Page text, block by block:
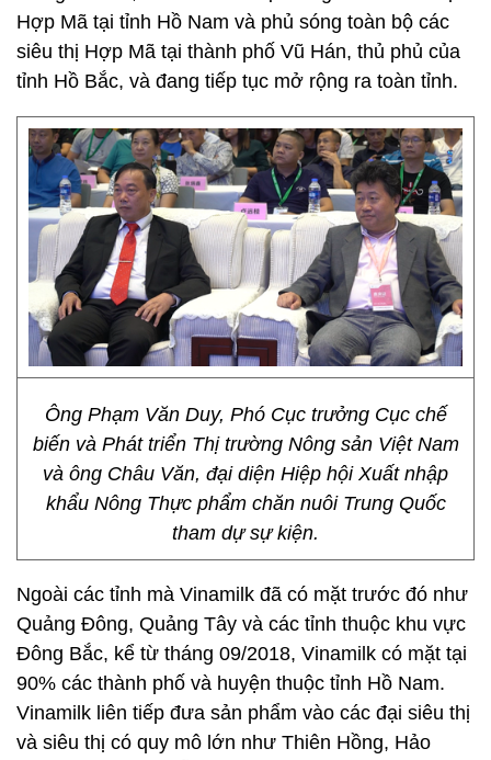
Hợp Mã tại tỉnh Hồ Nam và phủ sóng toàn bộ các
siêu thị Hợp Mã tại thành phố Vũ Hán, thủ phủ của
tỉnh Hồ Bắc, và đang tiếp tục mở rộng ra toàn tỉnh.
Ông Phạm Văn Duy, Phó Cục trưởng Cục chế
biến và Phát triển Thị trường Nông sản Việt Nam
và ông Châu Văn, đại diện Hiệp hội Xuất nhập
khẩu Nông Thực phẩm chăn nuôi Trung Quốc
tham dự sự kiện.
Ngoài các tỉnh mà Vinamilk đã có mặt trước đó như
Quảng Đông, Quảng Tây và các tỉnh thuộc khu vực
Đông Bắc, kể từ tháng 09/2018, Vinamilk có mặt tại
90% các thành phố và huyện thuộc tỉnh Hồ Nam.
Vinamilk liên tiếp đưa sản phẩm vào các đại siêu thị
và siêu thị có quy mô lớn như Thiên Hồng, Hảo